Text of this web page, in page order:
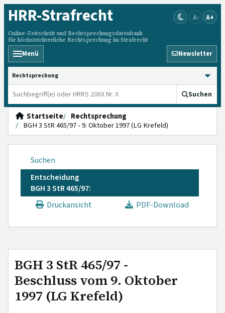
HRR-Strafrecht
Online-Zeitschrift und Rechtsprechungsdatenbank
für höchstrichterliche Rechtsprechung im Strafrecht
A- A+
Menü Newsletter
HRRS durchsuchen
Suchen
Startseite
Rechtsprechung
BGH 3 StR 465/97 - 9. Oktober 1997 (LG Krefeld)
Suchen
Entscheidung
BGH 3 StR 465/97:
Druckansicht
PDF-Download
BGH 3 StR 465/97 -
Beschluss vom 9. Oktober
1997 (LG Krefeld)